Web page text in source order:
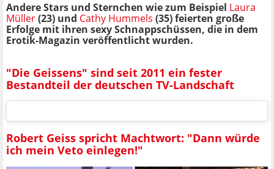
Andere Stars und Sternchen wie zum Beispiel Laura
Müller(23) und Cathy Hummels (35) feierten große
Erfolge mit ihren sexy Schnappschüssen, die in dem
Erotik-Magazin veröffentlicht wurden.
"Die Geissens" sind seit 2011 ein fester
Bestandteil der deutschen TV-Landschaft
Robert Geiss spricht Machtwort: "Dann würde
ich mein Veto einlegen!"